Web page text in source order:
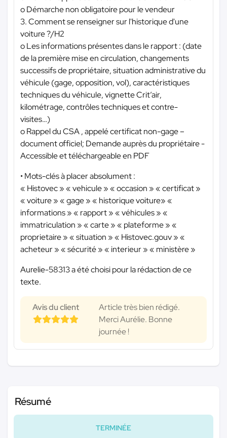
o Démarche non obligatoire pour le vendeur
3. Comment se renseigner sur l'historique d'une
voiture ?/H2
o Les informations présentes dans le rapport : (date
de la première mise en circulation, changements
successifs de propriétaire, situation administrative du
véhicule (gage, opposition, vol), caractéristiques
techniques du véhicule, vignette Crit’air,
kilométrage, contrôles techniques et contre-
visites…)
o Rappel du CSA , appelé certificat non-gage –
document officiel; Demande auprès du propriétaire -
Accessible et téléchargeable en PDF
• Mots-clés à placer absolument :
« Histovec » « vehicule » « occasion » « certificat »
« voiture » « gage » « historique voiture» «
informations » « rapport » « véhicules » «
immatriculation » « carte » « plateforme » «
proprietaire » « situation » « Histovec.gouv » «
acheteur » « sécurité » « interieur » « ministère »
Aurelie-58313 a été choisi pour la rédaction de ce
texte.
Avis du client
Article très bien rédigé.
Merci Aurélie. Bonne
journée !
Résumé
TERMINÉE